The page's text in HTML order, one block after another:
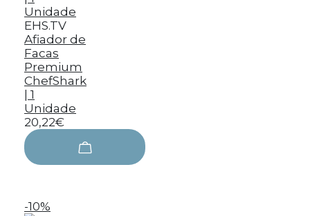
EHS.TV
Afiador de
Facas
Premium
ChefShark
| 1
Unidade
20,22€
-10%